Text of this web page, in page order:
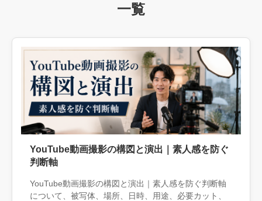
一覧
YouTube動画撮影の構図と演出｜素人感を防ぐ
判断軸
YouTube動画撮影の構図と演出｜素人感を防ぐ判断軸
について、被写体、場所、日時、用途、必要カット、